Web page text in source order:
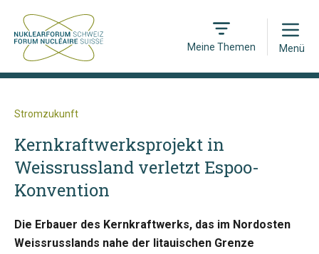
Meine Themen
Open
Menü
Stromzukunft
Kernkraftwerksprojekt in
Weissrussland verletzt Espoo-
Konvention
Die Erbauer des Kernkraftwerks, das im Nordosten
Weissrusslands nahe der litauischen Grenze